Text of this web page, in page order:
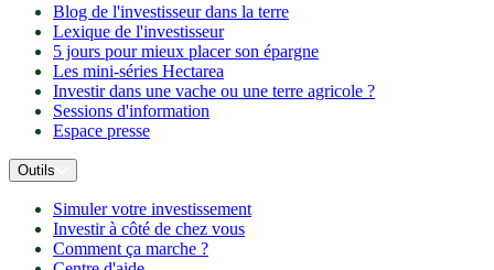
Blog de l'investisseur dans la terre
Lexique de l'investisseur
5 jours pour mieux placer son épargne
Les mini-séries Hectarea
Investir dans une vache ou une terre agricole ?
Sessions d'information
Espace presse
Outils
Simuler votre investissement
Investir à côté de chez vous
Comment ça marche ?